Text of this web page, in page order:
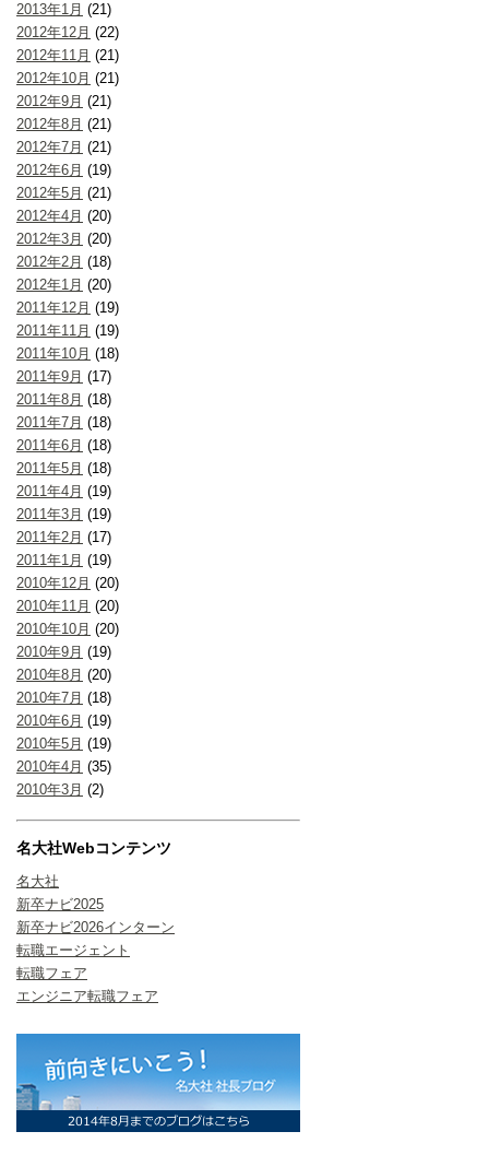
2013年1月 (21)
2012年12月 (22)
2012年11月 (21)
2012年10月 (21)
2012年9月 (21)
2012年8月 (21)
2012年7月 (21)
2012年6月 (19)
2012年5月 (21)
2012年4月 (20)
2012年3月 (20)
2012年2月 (18)
2012年1月 (20)
2011年12月 (19)
2011年11月 (19)
2011年10月 (18)
2011年9月 (17)
2011年8月 (18)
2011年7月 (18)
2011年6月 (18)
2011年5月 (18)
2011年4月 (19)
2011年3月 (19)
2011年2月 (17)
2011年1月 (19)
2010年12月 (20)
2010年11月 (20)
2010年10月 (20)
2010年9月 (19)
2010年8月 (20)
2010年7月 (18)
2010年6月 (19)
2010年5月 (19)
2010年4月 (35)
2010年3月 (2)
名大社Webコンテンツ
名大社
新卒ナビ2025
新卒ナビ2026インターン
転職エージェント
転職フェア
エンジニア転職フェア